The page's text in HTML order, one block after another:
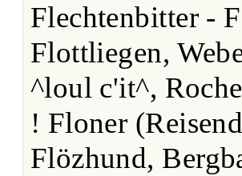
Flechtenbitter -
Flottliegen,
^loul c'it^,
! Floner
Flözhund,